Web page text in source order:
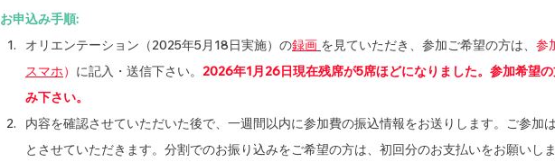
お申込み手順:
オリエンテーション（2025年5月18日実施）の録画 を見ていただき、参加ご希望の方は、 参
スマホ） に記入・送信下さい。 2026年1月26日現在残席が5席ほどになりました。参加希望
み下さい。
内容を確認させていただいた後で、一週間以内に参加費の振込情報をお送りします。ご参加は
とさせていただきます。分割でのお振り込みをご希望の方は、初回分のお支払いをお願いし